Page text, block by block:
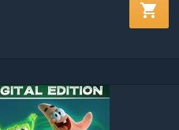
shopping_cart